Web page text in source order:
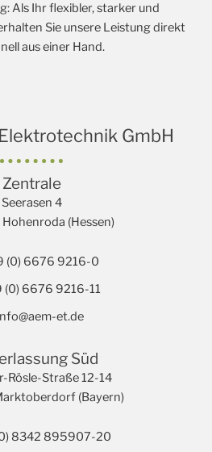
Als Ihr flexibler, starker und
Sie unsere Leistung direkt
aus einer Hand.
GmbH
Zentrale
Seerasen 4
(Hessen)
(0) 6676 9216-0
(0) 6676 9216-11
et.de
Süd
Rösle-Straße 12-14
(Bayern)
8342 895907-20